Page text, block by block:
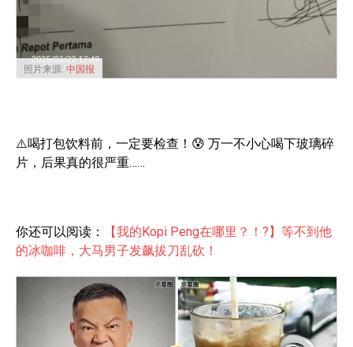
照片来源: 中国报
⚠️喝打包饮料前，一定要检查！😰 万一不小心喝下玻璃碎
片，后果真的很严重……
你还可以阅读：
【我的Kopi Peng在哪里？！?】等不到他
的冰咖啡，大马男子发飙拔刀乱砍！